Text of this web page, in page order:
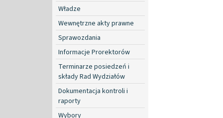
Władze
Wewnętrzne akty prawne
Sprawozdania
Informacje Prorektorów
Terminarze posiedzeń i
składy Rad Wydziałów
Dokumentacja kontroli i
raporty
Wybory